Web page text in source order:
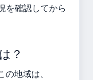
を確認してから
？
地域は、